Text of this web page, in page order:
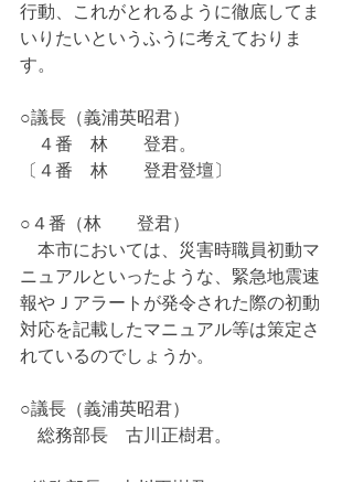
行動、これがとれるように徹底してま
いりたいというふうに考えておりま
す。
○議長（義浦英昭君）
４番　林　　登君。
〔４番　林　　登君登壇〕
○４番（林　　登君）
本市においては、災害時職員初動マ
ニュアルといったような、緊急地震速
報やＪアラートが発令された際の初動
対応を記載したマニュアル等は策定さ
れているのでしょうか。
○議長（義浦英昭君）
総務部長　古川正樹君。